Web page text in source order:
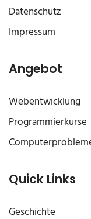
Datenschutz
Impressum
Angebot
Webentwicklung
Programmierkurse
Quick Links
Geschichte